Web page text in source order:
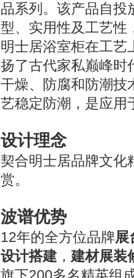
品系列。该产品自投
型、实用性及工艺性
明士居浴室柜在工艺
扬了古代家私巅峰时
干燥、防腐和防潮技
艺稳定防潮，是应用
设计理念
契合明士居品牌文化
赏。
波谱优势
12年的全方位品牌展
设计搭建 ， 建材展装